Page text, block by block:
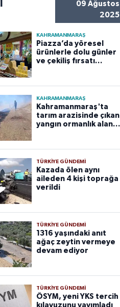
09 Ağustos
2025
KAHRAMANMARAŞ
Piazza’da yöresel
ürünlerle dolu günler
ve çekiliş fırsatı
KAHRAMANMARAŞ
Kahramanmaraş'ta
tarım arazisinde çıkan
yangın ormanlık alana
TÜRKIYE GÜNDEMI
Kazada ölen aynı
aileden 4 kişi toprağa
verildi
TÜRKIYE GÜNDEMI
1316 yaşındaki anıt
ağaç zeytin vermeye
devam ediyor
TÜRKIYE GÜNDEMI
ÖSYM, yeni YKS tercih
kılavuzunu yayımladı